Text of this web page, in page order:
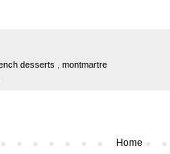
desserts
montmartre
Home